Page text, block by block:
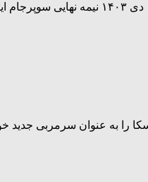
را به عنوان سرمربی